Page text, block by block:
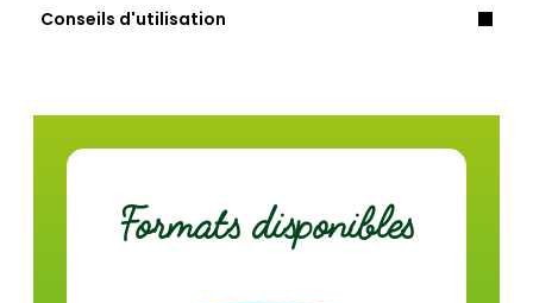
dont sucres (g)
Conseils d'utilisation
Formats disponibles